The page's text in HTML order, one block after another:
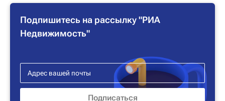
Подпишитесь на рассылку "РИА
Недвижимость"